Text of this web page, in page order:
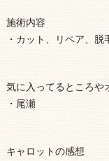
施術内容
・カット、リペア、脱
気に入ってるところや
・尾瀬
キャロットの感想